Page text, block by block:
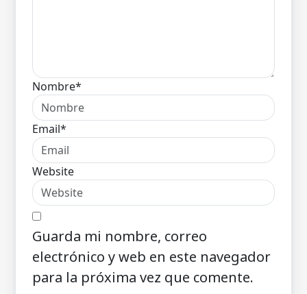
Nombre*
Email*
Website
Guarda mi nombre, correo
electrónico y web en este navegador
para la próxima vez que comente.